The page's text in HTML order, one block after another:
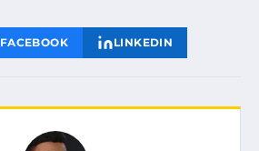
FACEBOOK LINKEDIN